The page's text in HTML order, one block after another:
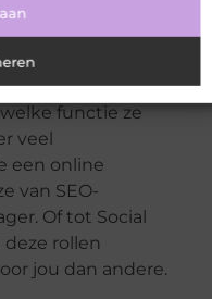
een carrière in
is het
functie ze
veel
een online
van SEO-
Of tot Social
rollen
jou dan andere.